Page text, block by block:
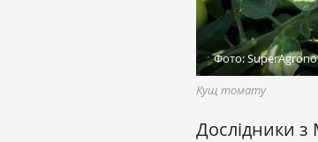
Фото:
Кущ томату
Дослідники з